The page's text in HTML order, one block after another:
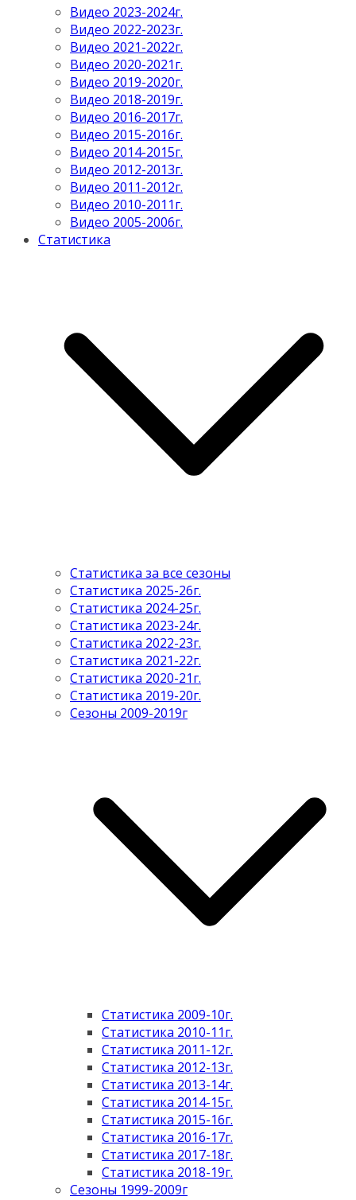
Видео 2023-2024г.
Видео 2022-2023г.
Видео 2021-2022г.
Видео 2020-2021г.
Видео 2019-2020г.
Видео 2018-2019г.
Видео 2016-2017г.
Видео 2015-2016г.
Видео 2014-2015г.
Видео 2012-2013г.
Видео 2011-2012г.
Видео 2010-2011г.
Видео 2005-2006г.
Статистика
Статистика за все сезоны
Статистика 2025-26г.
Статистика 2024-25г.
Статистика 2023-24г.
Статистика 2022-23г.
Статистика 2021-22г.
Статистика 2020-21г.
Статистика 2019-20г.
Сезоны 2009-2019г
Статистика 2009-10г.
Статистика 2010-11г.
Статистика 2011-12г.
Статистика 2012-13г.
Статистика 2013-14г.
Статистика 2014-15г.
Статистика 2015-16г.
Статистика 2016-17г.
Статистика 2017-18г.
Статистика 2018-19г.
Сезоны 1999-2009г